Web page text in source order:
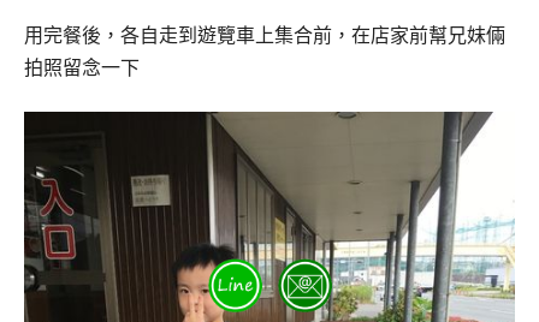
用完餐後，各自走到遊覽車上集合前，在店家前幫兄妹倆
拍照留念一下